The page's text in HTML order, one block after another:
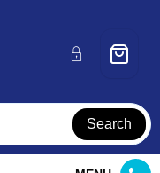
Search